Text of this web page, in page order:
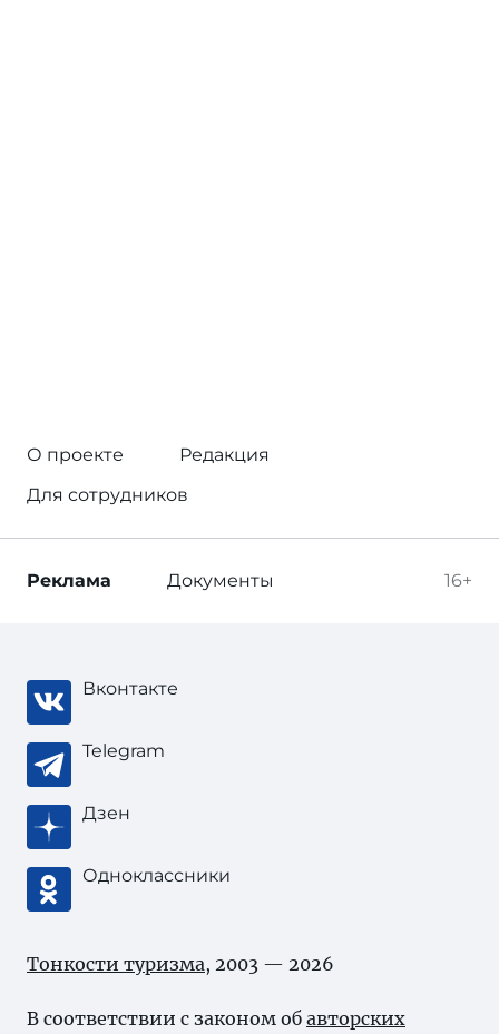
О проекте
Редакция
Для сотрудников
16+
Реклама Документы
Вконтакте
Telegram
Дзен
Одноклассники
Тонкости туризма, 2003 — 2026
В соответствии с законом об авторских